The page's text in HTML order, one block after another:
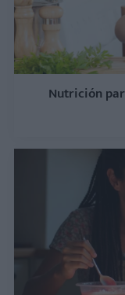
Nutrición